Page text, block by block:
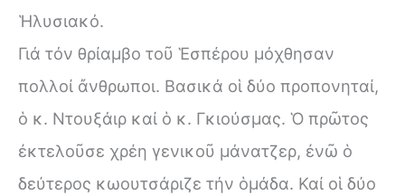
Ἡλυσιακό.
Γιά τόν θρίαμβο τοῦ Ἑσπέρου μόχθησαν
πολλοί ἄνθρωποι. Βασικά οἱ δύο προπονηταί,
ὁ κ. Ντουξάιρ καί ὁ κ. Γκιούσμας. Ὁ πρῶτος
ἐκτελοῦσε χρέη γενικοῦ μάνατζερ, ἐνῶ ὁ
δεύτερος κωουτσάριζε τήν ὁμάδα. Καί οἱ δύο